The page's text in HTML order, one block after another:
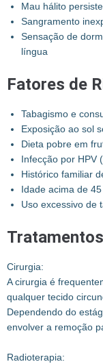
Mau hálito
Sangramento
Sensação de
língua
Fatores de
Tabagismo e
Exposição ao sol
Dieta pobre em
Infecção por HPV
Histórico familiar
Idade acima de
Uso excessivo de
Cirurgia:
A cirurgia é
qualquer tecido
Dependendo do
envolver a remoção
Radioterapia: